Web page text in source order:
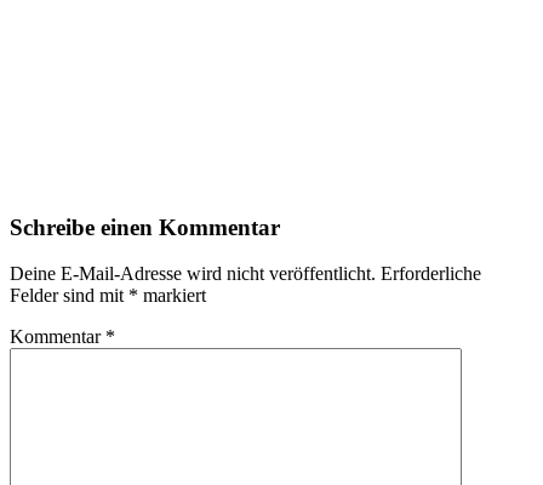
Schreibe einen Kommentar
Deine E-Mail-Adresse wird nicht veröffentlicht. Erforderliche
Felder sind mit * markiert
Kommentar *